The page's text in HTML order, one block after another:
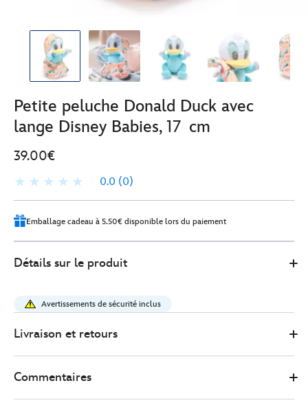
Petite peluche Donald Duck avec
lange Disney Babies, 17 cm
39.00€
0.0 (0)
Emballage cadeau à 5.50€ disponible lors du paiement
Store
39.00
peluche-
donald-
duck-
disney-
babies-
Détails sur le produit
Avertissements de sécurité inclus
Livraison et retours
Commentaires